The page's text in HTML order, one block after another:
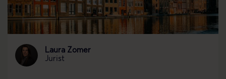
Laura Zomer
Jurist